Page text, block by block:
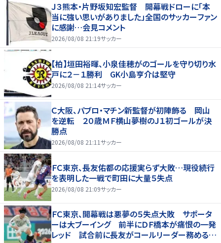
Ｊ３熊本・片野坂知宏監督 開幕戦ドローに「本
当に強い思いがありました」全国のサッカーファン
に感謝…会見コメント
2026/08/08 21:19サッカー
【柏】垣田裕暉、小泉佳穂がのゴールを守り切り水
戸に２－１勝利 GK小島亨介は堅守
2026/08/08 21:14サッカー
Ｃ大阪、パブロ・マチン新監督が初陣飾る 岡山
を逆転 ２０歳ＭＦ横山夢樹のＪ１初ゴールが決
勝点
2026/08/08 21:11サッカー
ＦＣ東京、長友佑都の応援実らず大敗…現役続行
を表明した一戦で町田に大量５失点
2026/08/08 21:09サッカー
ＦＣ東京、開幕戦は悪夢の５失点大敗 サポータ
ーは大ブーイング 前半にＤＦ橋本が痛恨の一発
レッド 試合前に長友がコールリーダー務めるも